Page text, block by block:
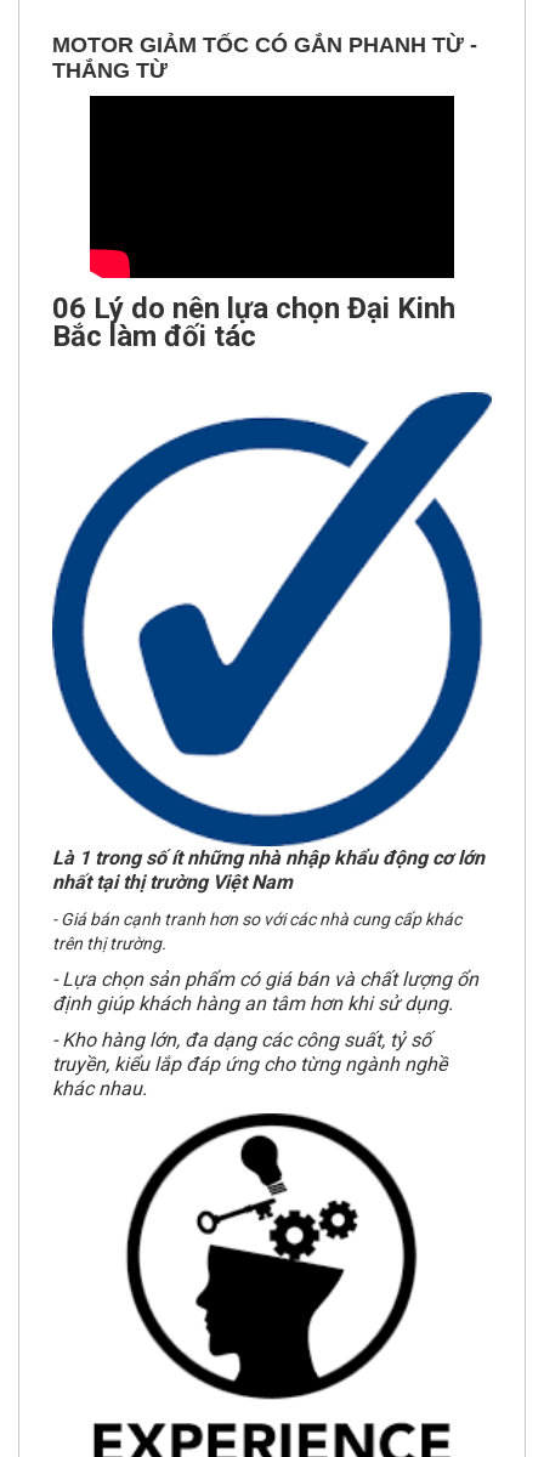
MOTOR GIẢM TỐC CÓ GẮN PHANH TỪ -
THẮNG TỪ
06 Lý do nên lựa chọn Đại Kinh
Bắc làm đối tác
Là 1 trong số ít những nhà nhập khẩu động cơ lớn
nhất tại thị trường Việt Nam
- Giá bán cạnh tranh hơn so với các nhà cung cấp khác
trên thị trường.
- Lựa chọn sản phẩm có giá bán và chất lượng ổn
định giúp khách hàng an tâm hơn khi sử dụng.
- Kho hàng lớn, đa dạng các công suất, tỷ số
truyền, kiểu lắp đáp ứng cho từng ngành nghề
khác nhau.